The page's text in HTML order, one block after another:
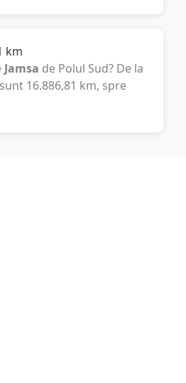
km
Jamsa de Polul Sud? De la
16.886,81 km, spre